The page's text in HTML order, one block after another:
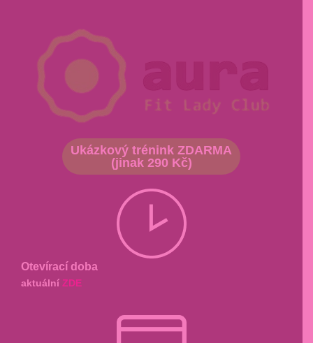
Ukázkový trénink ZDARMA
(jinak 290 Kč)
Otevírací doba
aktuální ZDE